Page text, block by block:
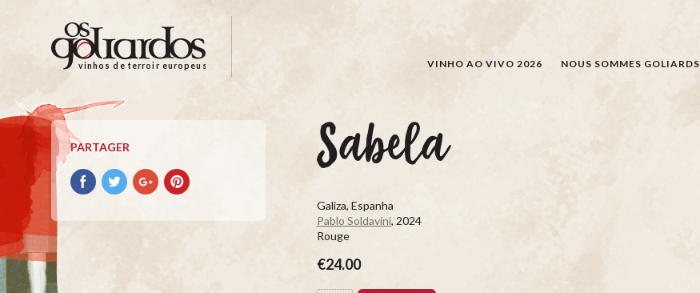
Os
Goliardos
Vinhos
de
Terroir
Europeus
vinhos de terroir europeus VINHO AO VIVO 2026 NOUS SOMMES GOLIARDS
PARTAGER
Partager
avec
Partager
avec
Partager
avec
Partager
avec
Sabela
Galiza, Espanha
Pablo Soldavini, 2024
Rouge
€24.00